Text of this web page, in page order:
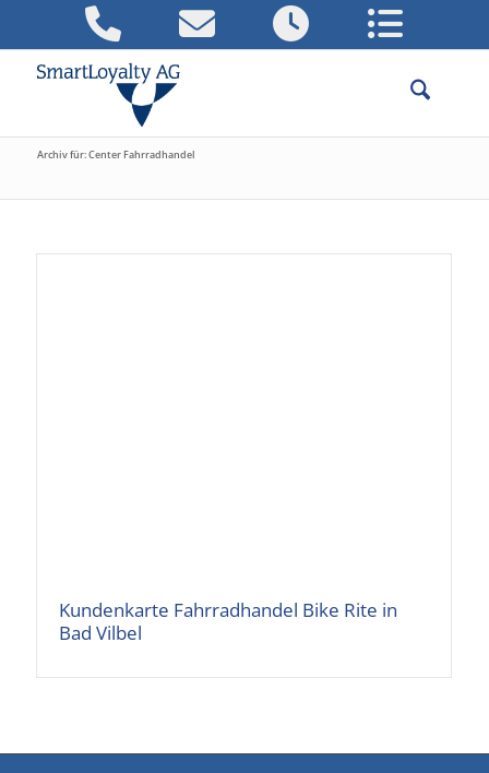
Archiv für: Center Fahrradhandel
Kundenkarte Fahrradhandel Bike Rite in
Bad Vilbel